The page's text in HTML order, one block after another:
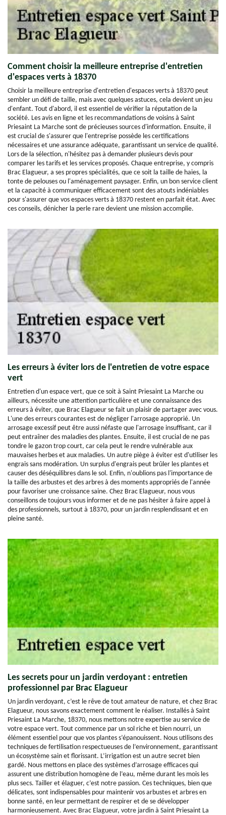
Comment choisir la meilleure entreprise d'entretien
d'espaces verts à 18370
Choisir la meilleure entreprise d'entretien d'espaces verts à 18370 peut
sembler un défi de taille, mais avec quelques astuces, cela devient un jeu
d'enfant. Tout d'abord, il est essentiel de vérifier la réputation de la
société. Les avis en ligne et les recommandations de voisins à Saint
Priesaint La Marche sont de précieuses sources d'information. Ensuite, il
est crucial de s'assurer que l'entreprise possède les certifications
nécessaires et une assurance adéquate, garantissant un service de qualité.
Lors de la sélection, n'hésitez pas à demander plusieurs devis pour
comparer les tarifs et les services proposés. Chaque entreprise, y compris
Brac Elagueur, a ses propres spécialités, que ce soit la taille de haies, la
tonte de pelouses ou l'aménagement paysager. Enfin, un bon service client
et la capacité à communiquer efficacement sont des atouts indéniables
pour s'assurer que vos espaces verts à 18370 restent en parfait état. Avec
ces conseils, dénicher la perle rare devient une mission accomplie.
Les erreurs à éviter lors de l'entretien de votre espace
vert
Entretien d'un espace vert, que ce soit à Saint Priesaint La Marche ou
ailleurs, nécessite une attention particulière et une connaissance des
erreurs à éviter, que Brac Elagueur se fait un plaisir de partager avec vous.
L'une des erreurs courantes est de négliger l'arrosage approprié. Un
arrosage excessif peut être aussi néfaste que l'arrosage insuffisant, car il
peut entraîner des maladies des plantes. Ensuite, il est crucial de ne pas
tondre le gazon trop court, car cela peut le rendre vulnérable aux
mauvaises herbes et aux maladies. Un autre piège à éviter est d'utiliser les
engrais sans modération. Un surplus d'engrais peut brûler les plantes et
causer des déséquilibres dans le sol. Enfin, n'oublions pas l'importance de
la taille des arbustes et des arbres à des moments appropriés de l'année
pour favoriser une croissance saine. Chez Brac Elagueur, nous vous
conseillons de toujours vous informer et de ne pas hésiter à faire appel à
des professionnels, surtout à 18370, pour un jardin resplendissant et en
pleine santé.
Les secrets pour un jardin verdoyant : entretien
professionnel par Brac Elagueur
Un jardin verdoyant, c’est le rêve de tout amateur de nature, et chez Brac
Elagueur, nous savons exactement comment le réaliser. Installés à Saint
Priesaint La Marche, 18370, nous mettons notre expertise au service de
votre espace vert. Tout commence par un sol riche et bien nourri, un
élément essentiel pour que vos plantes s’épanouissent. Nous utilisons des
techniques de fertilisation respectueuses de l’environnement, garantissant
un écosystème sain et florissant. L’irrigation est un autre secret bien
gardé. Nous mettons en place des systèmes d’arrosage efficaces qui
assurent une distribution homogène de l’eau, même durant les mois les
plus secs. Tailler et élaguer, c’est notre passion. Ces techniques, bien que
délicates, sont indispensables pour maintenir vos arbustes et arbres en
bonne santé, en leur permettant de respirer et de se développer
harmonieusement. Avec Brac Elagueur, votre jardin à Saint Priesaint La